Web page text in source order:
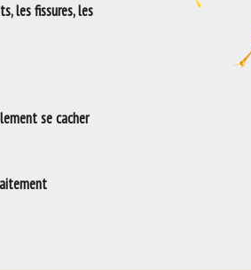
les fissures, les
se cacher